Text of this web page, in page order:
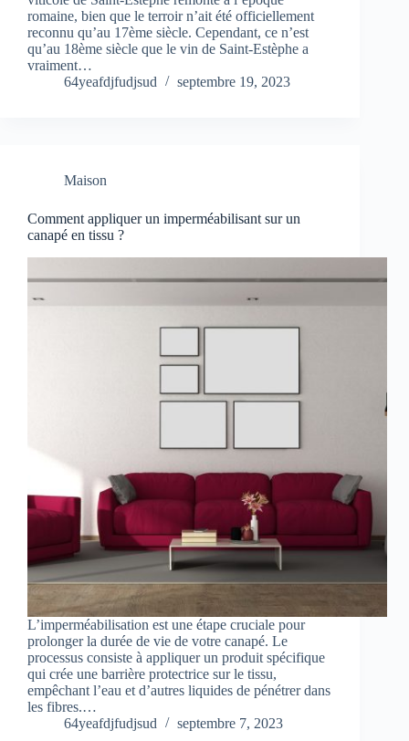
romaine, bien que le terroir n’ait été officiellement
reconnu qu’au 17ème siècle. Cependant, ce n’est
qu’au 18ème siècle que le vin de Saint-Estèphe a
vraiment…
64yeafdjfudjsud
septembre 19, 2023
Maison
Comment appliquer un imperméabilisant sur un
canapé en tissu ?
L’imperméabilisation est une étape cruciale pour
prolonger la durée de vie de votre canapé. Le
processus consiste à appliquer un produit spécifique
qui crée une barrière protectrice sur le tissu,
empêchant l’eau et d’autres liquides de pénétrer dans
les fibres.…
64yeafdjfudjsud
septembre 7, 2023